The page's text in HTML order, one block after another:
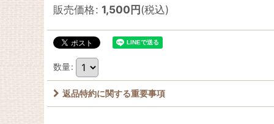
販売価格: 1,500円(税込)
数量:
返品特約に関する重要事項